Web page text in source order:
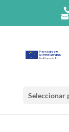
Seleccionar